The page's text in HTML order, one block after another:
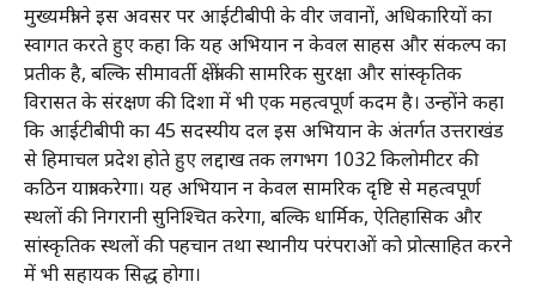
मुख्यमंत्री ने इस अवसर पर आईटीबीपी के वीर जवानों, अधिकारियों का
स्वागत करते हुए कहा कि यह अभियान न केवल साहस और संकल्प का
प्रतीक है, बल्कि सीमावर्ती क्षेत्रों की सामरिक सुरक्षा और सांस्कृतिक
विरासत के संरक्षण की दिशा में भी एक महत्वपूर्ण कदम है। उन्होंने कहा
कि आईटीबीपी का 45 सदस्यीय दल इस अभियान के अंतर्गत उत्तराखंड
से हिमाचल प्रदेश होते हुए लद्दाख तक लगभग 1032 किलोमीटर की
कठिन यात्रा करेगा। यह अभियान न केवल सामरिक दृष्टि से महत्वपूर्ण
स्थलों की निगरानी सुनिश्चित करेगा, बल्कि धार्मिक, ऐतिहासिक और
सांस्कृतिक स्थलों की पहचान तथा स्थानीय परंपराओं को प्रोत्साहित करने
में भी सहायक सिद्ध होगा।